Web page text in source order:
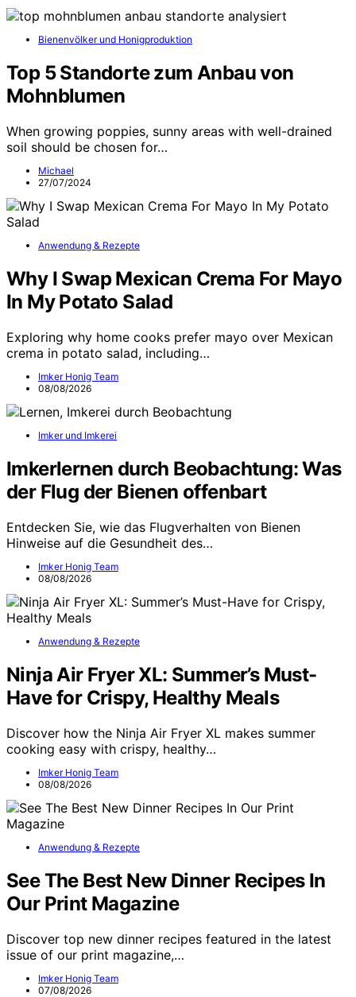
Bienenvölker und Honigproduktion
Top 5 Standorte zum Anbau von
Mohnblumen
When growing poppies, sunny areas with well-drained
soil should be chosen for…
Michael
27/07/2024
Anwendung & Rezepte
Why I Swap Mexican Crema For Mayo
In My Potato Salad
Exploring why home cooks prefer mayo over Mexican
crema in potato salad, including…
Imker Honig Team
08/08/2026
Imker und Imkerei
Imkerlernen durch Beobachtung: Was
der Flug der Bienen offenbart
Entdecken Sie, wie das Flugverhalten von Bienen
Hinweise auf die Gesundheit des…
Imker Honig Team
08/08/2026
Anwendung & Rezepte
Ninja Air Fryer XL: Summer’s Must-
Have for Crispy, Healthy Meals
Discover how the Ninja Air Fryer XL makes summer
cooking easy with crispy, healthy…
Imker Honig Team
08/08/2026
Anwendung & Rezepte
See The Best New Dinner Recipes In
Our Print Magazine
Discover top new dinner recipes featured in the latest
issue of our print magazine,…
Imker Honig Team
07/08/2026